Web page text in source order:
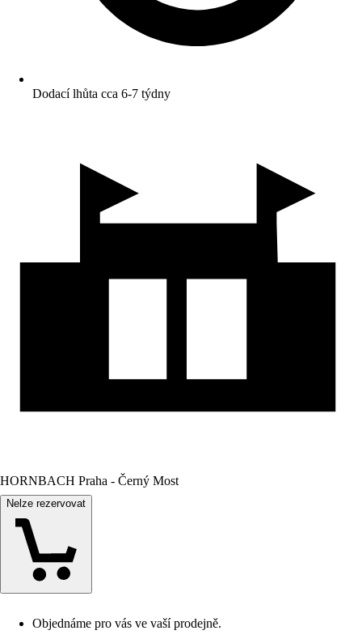
Dodací lhůta cca 6-7 týdny
HORNBACH Praha - Černý Most
Nelze rezervovat
Objednáme pro vás ve vaší prodejně.